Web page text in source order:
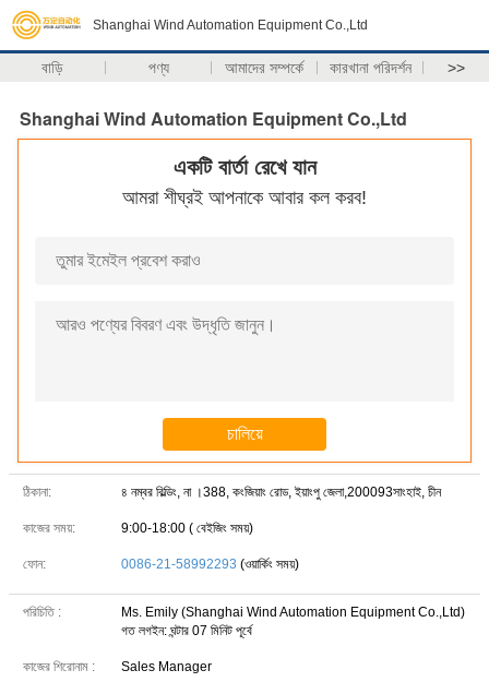
Shanghai Wind Automation Equipment Co.,Ltd
বাড়ি পণ্য আমাদের সম্পর্কে কারখানা পরিদর্শন >>
Shanghai Wind Automation Equipment Co.,Ltd
একটি বার্তা রেখে যান
আমরা শীঘ্রই আপনাকে আবার কল করব!
ঠিকানা: ৪ নম্বর বিল্ডিং, না ।388, কংজিয়াং রোড, ইয়াংপু জেলা,200093সাংহাই, চীন
কাজের সময়: 9:00-18:00 ( বেইজিং সময়)
ফোন: 0086-21-58992293 (ওয়ার্কিং সময়)
পরিচিতি :
Ms. Emily (Shanghai Wind Automation Equipment Co.,Ltd)
গত লগইন: ঘন্টার 07 মিনিট পূর্বে
কাজের শিরোনাম : Sales Manager